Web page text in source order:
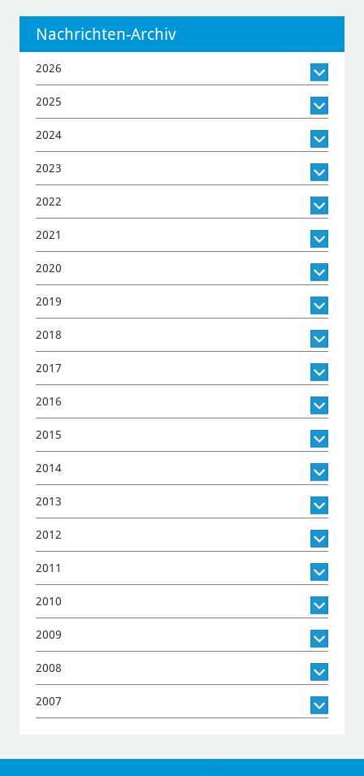
Nachrichten-Archiv
2026
2025
2024
2023
2022
2021
2020
2019
2018
2017
2016
2015
2014
2013
2012
2011
2010
2009
2008
2007